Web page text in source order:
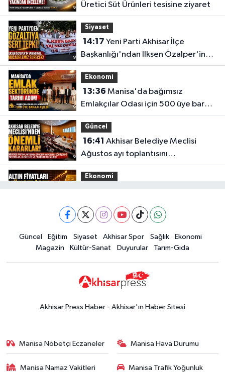
Üretici Süt Ürünleri tesisine ziyaret
Siyaset
14:17
Başkanlığı'ndan İlksen Özalper'in
gözaltına alınmasına tepki
Ekonomi
13:36
Emlakçılar Odası için 500 üye barajı
aşıldı
Güncel
16:41
Ağustos ayı toplantısını
gerçekleştirdi
Ekonomi
15:02Akhisar'da sıcak hava etkisini
sürdürüyor! İşte 5 günlük hava
Güncel
14:53
Güncel Eğitim Siyaset Akhisar Spor Sağlık
Ekonomi
Magazin
Kültür-Sanat Duyurular Tarım-Gıda
Akhisar Press Haber - Akhisar'ın Haber Sitesi
Manisa Nöbetçi Eczaneler Manisa Hava Durumu
Manisa Namaz Vakitleri Manisa Trafik Yoğunluk